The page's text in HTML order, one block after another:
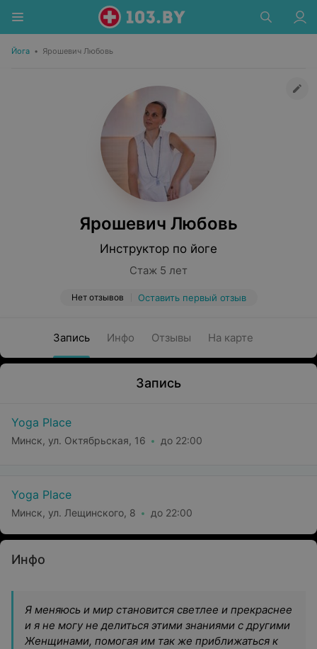
Йога • Ярошевич Любовь
Ярошевич Любовь
Инструктор по йоге
Стаж 5 лет
Нет отзывов Оставить первый отзыв
Запись Инфо Отзывы На карте
Запись
Yoga Place
Минск, ул. Октябрьская, 16 до 22:00
Yoga Place
Минск, ул. Лещинского, 8 до 22:00
Инфо
Я меняюсь и мир становится светлее и прекраснее
и я не могу не делиться этими знаниями с другими
Женщинами, помогая им так же приближаться к